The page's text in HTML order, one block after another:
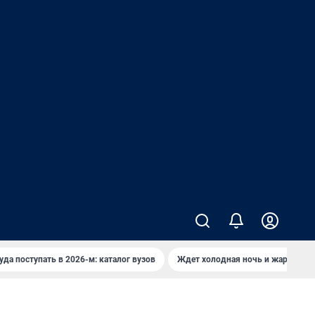
поступать в 2026-м: каталог вузов Ждет холодная ночь и жаркий